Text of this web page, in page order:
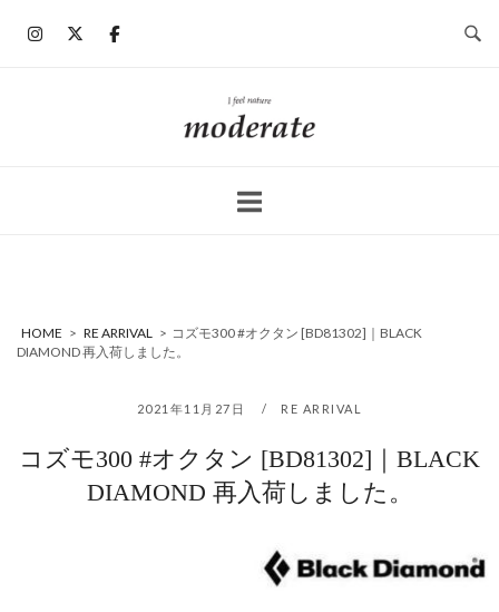
ホ
ー
HOME > RE ARRIVAL > コズモ300 #オクタン [BD81302]｜BLACK
DIAMOND 再入荷しました。
2021年11月27日 RE ARRIVAL
コズモ300 #オクタン [BD81302]｜BLACK
DIAMOND 再入荷しました。